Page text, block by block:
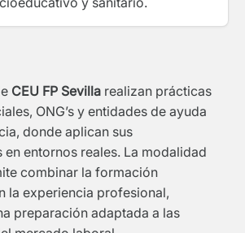
CEU FP Sevilla realizan prácticas
ONG’s y entidades de ayuda
donde aplican sus
entornos reales. La modalidad
combinar la formación
la experiencia profesional,
preparación adaptada a las